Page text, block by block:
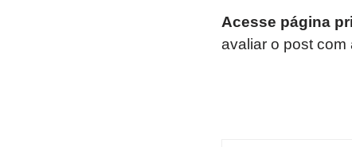
Acesse página
avaliar o post